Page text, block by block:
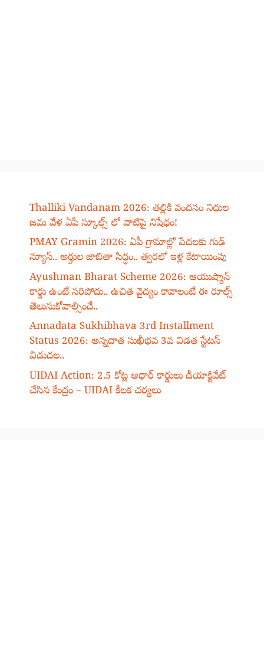
Thalliki Vandanam 2026: తల్లికి వందనం నిధుల
జమ వేళ ఏపీ స్కూల్స్ లో వాటిపై నిషేధం!
PMAY Gramin 2026: ఏపీ గ్రామాల్లో పేదలకు గుడ్
న్యూస్.. అర్హుల జాబితా సిద్ధం.. త్వరలో ఇళ్ల కేటాయింపు
Ayushman Bharat Scheme 2026: ఆయుష్మాన్
కార్డు ఉంటే సరిపోదు.. ఉచిత వైద్యం కావాలంటే ఈ రూల్స్
తెలుసుకోవాల్సిందే..
Annadata Sukhibhava 3rd Installment
Status 2026: అన్నదాత సుఖీభవ 3వ విడత స్టేటస్
విడుదల..
UIDAI Action: 2.5 కోట్ల ఆధార్ కార్డులు డీయాక్టివేట్
చేసిన కేంద్రం – UIDAI కీలక చర్యలు